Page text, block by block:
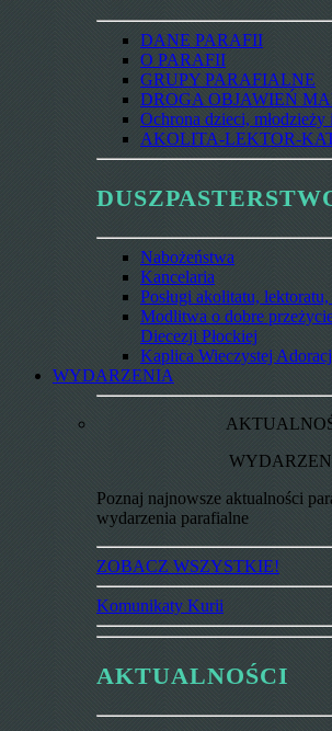
DANE PARAFII
O PARAFII
GRUPY PARAFIALNE
DROGA OBJAWIEŃ
Ochrona dzieci, młodzieży
AKOLITA-LEKTOR-
Nabożeństwa
Kancelaria
Posługi akolitatu,
Modlitwa o dobre
Diecezji Płockiej
Kaplica Wieczystej
WYDARZENIA
Poznaj najnowsze aktualności
wydarzenia parafialne
ZOBACZ WSZYSTKIE!
Komunikaty Kurii
AKTUALNOŚCI